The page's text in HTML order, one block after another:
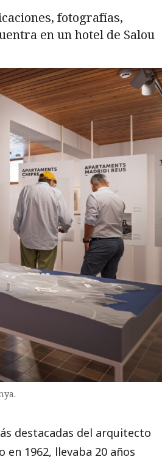
fotografías,
en un hotel de Salou
destacadas del arquitecto
en 1962, llevaba 20 años